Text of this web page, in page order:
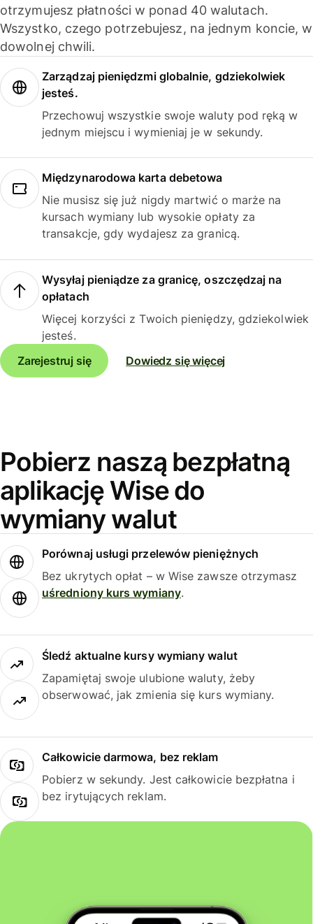
otrzymujesz płatności w ponad 40 walutach.
Wszystko, czego potrzebujesz, na jednym koncie, w
dowolnej chwili.
Zarządzaj pieniędzmi globalnie, gdziekolwiek
jesteś.
Przechowuj wszystkie swoje waluty pod ręką w
jednym miejscu i wymieniaj je w sekundy.
Międzynarodowa karta debetowa
Nie musisz się już nigdy martwić o marże na
kursach wymiany lub wysokie opłaty za
transakcje, gdy wydajesz za granicą.
Wysyłaj pieniądze za granicę, oszczędzaj na
opłatach
Więcej korzyści z Twoich pieniędzy, gdziekolwiek
jesteś.
Zarejestruj się
Dowiedz się więcej
Pobierz naszą bezpłatną
aplikację Wise do
wymiany walut
Porównaj usługi przelewów pieniężnych
Bez ukrytych opłat – w Wise zawsze otrzymasz
uśredniony kurs wymiany.
Śledź aktualne kursy wymiany walut
Zapamiętaj swoje ulubione waluty, żeby
obserwować, jak zmienia się kurs wymiany.
Całkowicie darmowa, bez reklam
Pobierz w sekundy. Jest całkowicie bezpłatna i
bez irytujących reklam.